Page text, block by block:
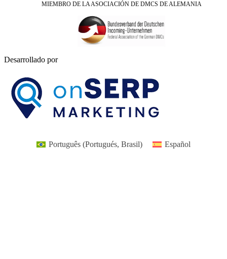
MIEMBRO DE LA ASOCIACIÓN DE DMCS DE ALEMANIA
Desarrollado por
Português (Portugués, Brasil) Español